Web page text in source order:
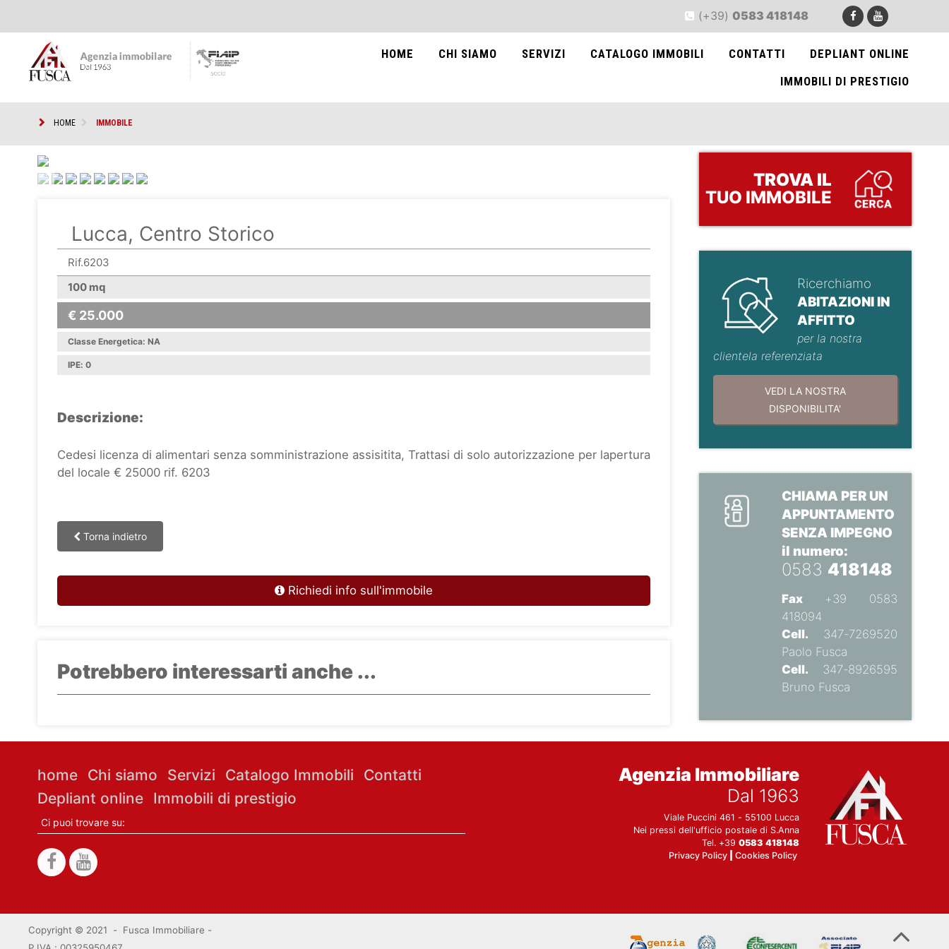
(+39)0583 418148
HOME CHI SIAMO SERVIZI CATALOGO IMMOBILI CONTATTI
DEPLIANT ONLINE
IMMOBILI DI PRESTIGIO
HOME IMMOBILE
Lucca, Centro Storico
Rif.6203
100 mq
€ 25.000
Classe Energetica: NA
IPE: 0
Descrizione:
Cedesi licenza di alimentari senza somministrazione assisitita, Trattasi di solo autorizzazione per lapertura
del locale € 25000 rif. 6203
Torna indietro
Richiedi info sull'immobile
Potrebbero interessarti anche ...
TROVA IL
TUO IMMOBILE
Ricerchiamo
ABITAZIONI IN
AFFITTO
per la nostra
clientela referenziata
VEDI LA NOSTRA
DISPONIBILITA'
CHIAMA PER UN
APPUNTAMENTO
SENZA IMPEGNO
il numero:
0583 418148
Fax+39 0583
418094
Cell. 347-7269520
Paolo Fusca
Cell. 347-8926595
Bruno Fusca
home Chi siamo Servizi Catalogo Immobili
Contatti
Depliant online Immobili di prestigio
Ci puoi trovare su:
Agenzia Immobiliare
Dal 1963
Viale Puccini 461 - 55100 Lucca
Nei pressi dell'ufficio postale di S.Anna
Tel. +39 0583 418148
Privacy Policy| Cookies Policy
Copyright © 2021 - Fusca Immobiliare -